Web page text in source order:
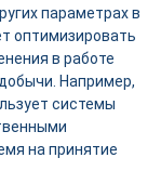
параметрах в
оптимизировать
в работе
Например,
системы
на принятие